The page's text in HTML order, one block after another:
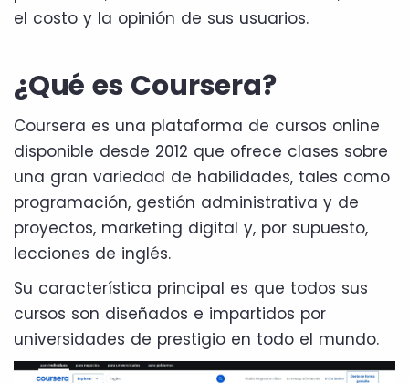
el costo y la opinión de sus usuarios.
¿Qué es Coursera?
Coursera es una plataforma de cursos online
disponible desde 2012 que ofrece clases sobre
una gran variedad de habilidades, tales como
programación, gestión administrativa y de
proyectos, marketing digital y, por supuesto,
lecciones de inglés.
Su característica principal es que todos sus
cursos son diseñados e impartidos por
universidades de prestigio en todo el mundo.